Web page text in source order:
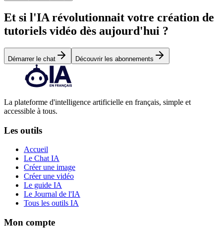
Et si l'IA révolutionnait votre création de
tutoriels vidéo dès aujourd'hui ?
Démarrer le chat Découvrir les abonnements
La plateforme d'intelligence artificielle en français, simple et
accessible à tous.
Les outils
Accueil
Le Chat IA
Créer une image
Créer une vidéo
Le guide IA
Le Journal de l'IA
Tous les outils IA
Mon compte